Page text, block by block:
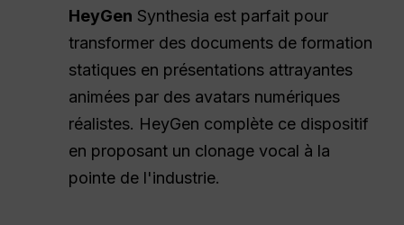
HeyGen Synthesia est parfait pour
transformer des documents de formation
statiques en présentations attrayantes
animées par des avatars numériques
réalistes. HeyGen complète ce dispositif
en proposant un clonage vocal à la
pointe de l'industrie.